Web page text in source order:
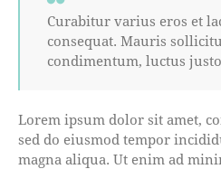
Curabitur varius eros et
consequat. Mauris
condimentum, luctus
Lorem ipsum dolor sit amet,
sed do eiusmod tempor
magna aliqua. Ut enim ad